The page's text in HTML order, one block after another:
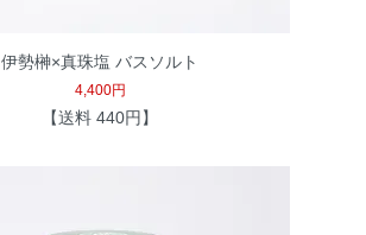
伊勢榊×真珠塩 バスソルト
4,400円
【送料 440円】